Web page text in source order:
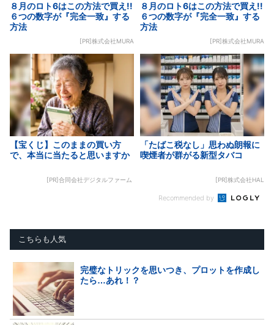
８月のロト6はこの方法で買え!!
６つの数字が『完全一致』する
方法
[PR]株式会社MURA
８月のロト6はこの方法で買え!!
６つの数字が『完全一致』する
方法
[PR]株式会社MURA
【宝くじ】このままの買い方
で、本当に当たると思いますか
[PR]合同会社デジタルファーム
「たばこ税なし」思わぬ朗報に
喫煙者が群がる新型タバコ
[PR]株式会社HAL
Recommended by
こちらも人気
完璧なトリックを思いつき、プロットを作成し
たら…あれ！？